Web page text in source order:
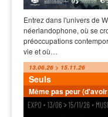
Entrez dans l'univers de
néerlandophone, où se
préoccupations
vie et où…
13.06.26 > 15.11.26
Seuls
Même pas peur